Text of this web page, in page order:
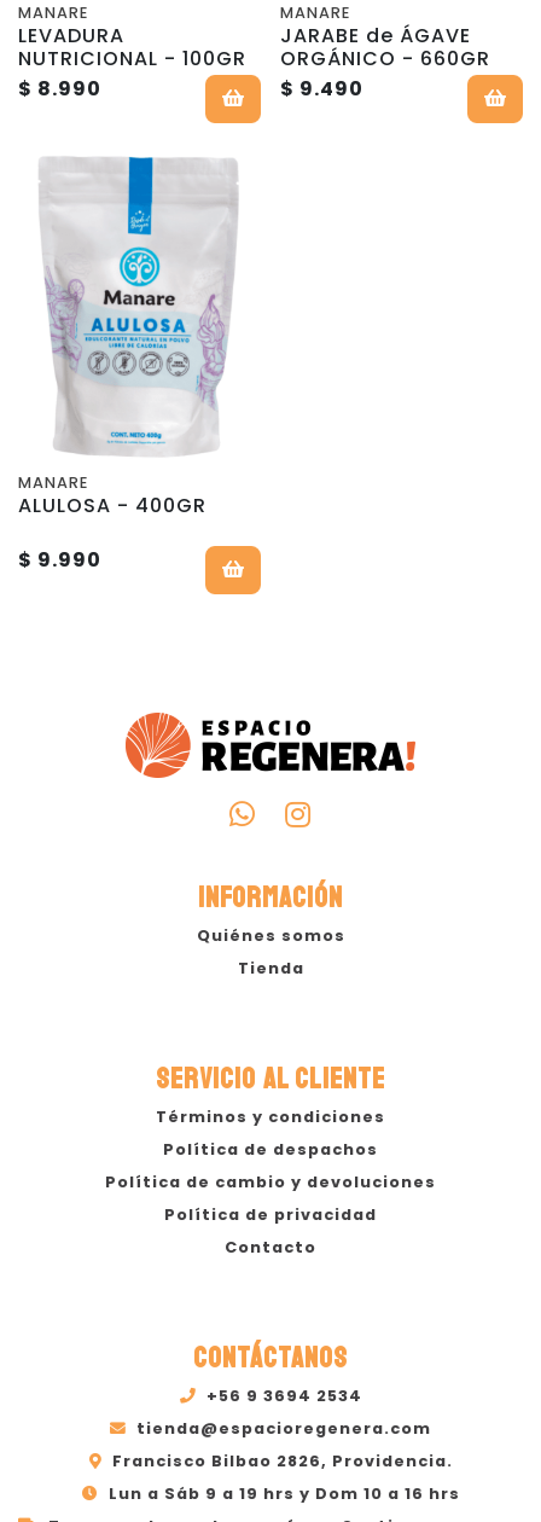
MANARE
LEVADURA
NUTRICIONAL - 100GR
$ 8.990
MANARE
JARABE de ÁGAVE
ORGÁNICO - 660GR
$ 9.490
MANARE
ALULOSA - 400GR
$ 9.990
INFORMACIÓN
Quiénes somos
Tienda
SERVICIO AL CLIENTE
Términos y condiciones
Política de despachos
Política de cambio y devoluciones
Política de privacidad
Contacto
CONTÁCTANOS
+56 9 3694 2534
tienda@espacioregenera.com
Francisco Bilbao 2826, Providencia.
Lun a Sáb 9 a 19 hrs y Dom 10 a 16 hrs